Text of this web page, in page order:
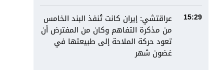
15:29
عراقتشي: إيران كانت تُنفذ البند الخامس
من مذكرة التفاهم وكان من المفترض أن
تعود حركة الملاحة إلى طبيعتها في
غضون شهر